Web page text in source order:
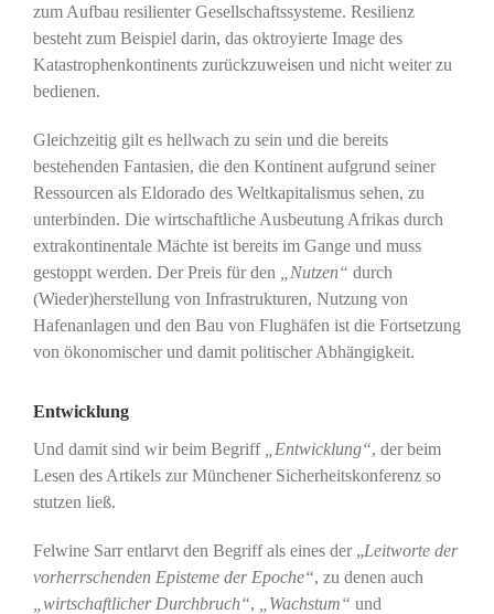
zum Aufbau resilienter Gesellschaftssysteme. Resilienz
besteht zum Beispiel darin, das oktroyierte Image des
Katastrophenkontinents zurückzuweisen und nicht weiter zu
bedienen.
Gleichzeitig gilt es hellwach zu sein und die bereits
bestehenden Fantasien, die den Kontinent aufgrund seiner
Ressourcen als Eldorado des Weltkapitalismus sehen, zu
unterbinden. Die wirtschaftliche Ausbeutung Afrikas durch
extrakontinentale Mächte ist bereits im Gange und muss
gestoppt werden. Der Preis für den
„Nutzen“ durch
(Wieder)herstellung von Infrastrukturen, Nutzung von
Hafenanlagen und den Bau von Flughäfen ist die Fortsetzung
von ökonomischer und damit politischer Abhängigkeit.
Entwicklung
Und damit sind wir beim Begriff
„Entwicklung“, der beim
Lesen des Artikels zur Münchener Sicherheitskonferenz so
stutzen ließ.
Felwine Sarr entlarvt den Begriff als eines der „Leitworte der
vorherrschenden Episteme der Epoche“, zu denen auch
„wirtschaftlicher Durchbruch“, „Wachstum“ und